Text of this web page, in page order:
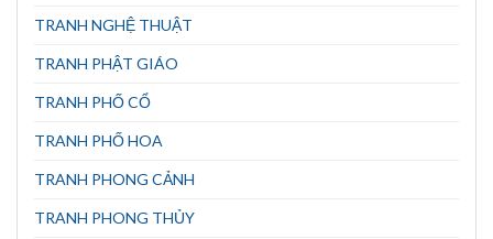
TRANH NGHỆ THUẬT
TRANH PHẬT GIÁO
TRANH PHỐ CỔ
TRANH PHỐ HOA
TRANH PHONG CẢNH
TRANH PHONG THỦY